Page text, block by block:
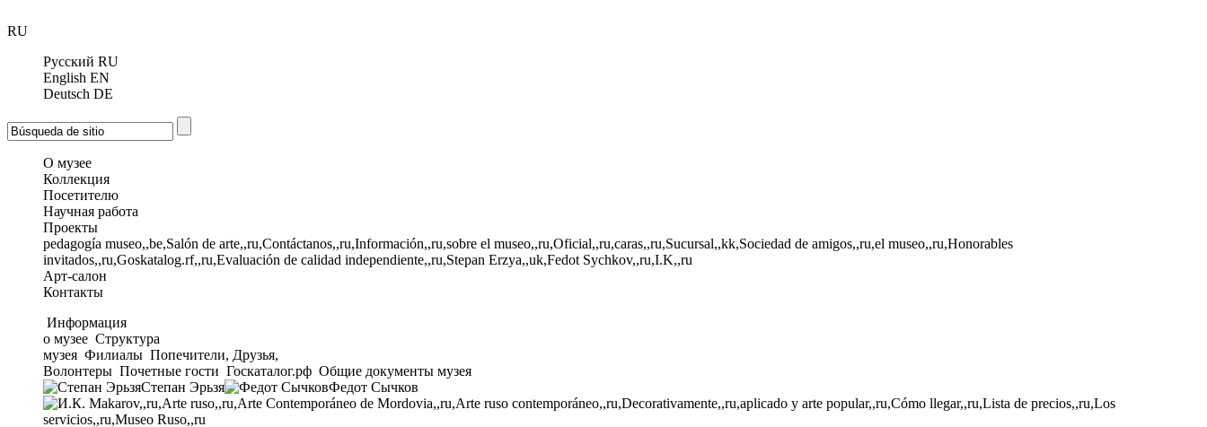
RU
Русский RU
English EN
Deutsch DE
О музее
Коллекция
Посетителю
Научная работа
Проекты
pedagogía museo,,be,Salón de arte,,ru,Contáctanos,,ru,Información,,ru,sobre el museo,,ru,Oficial,,ru,caras,,ru,Sucursal,,kk,Sociedad de amigos,,ru,el museo,,ru,Honorables
invitados,,ru,Goskatalog.rf,,ru,Evaluación de calidad independiente,,ru,Stepan Erzya,,uk,Fedot Sychkov,,ru,I.K,,ru
Арт-салон
Контакты
Информация
о музее Структура
музея Филиалы Попечители, Друзья,
Волонтеры Почетные гости Госкаталог.рф Общие документы музея
Степан Эрьзя
Федот Сычков